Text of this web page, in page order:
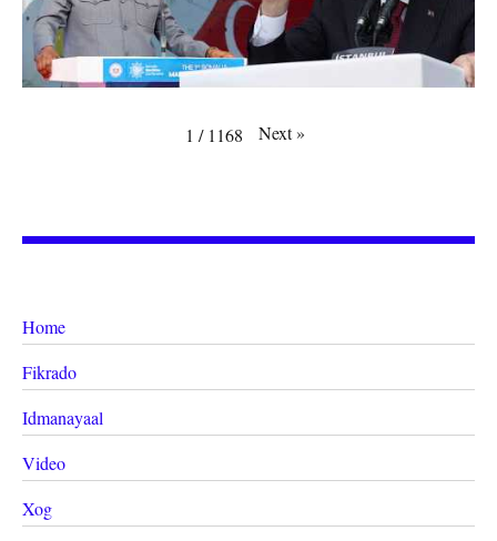
1 / 1168 Next»
Home
Fikrado
Idmanayaal
Video
Xog